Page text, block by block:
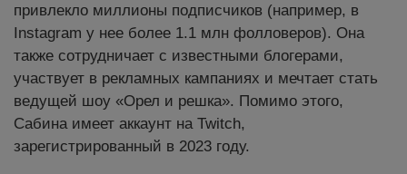
привлекло миллионы подписчиков (например, в
Instagram у нее более 1.1 млн фолловеров). Она
также сотрудничает с известными блогерами,
участвует в рекламных кампаниях и мечтает стать
ведущей шоу «Орел и решка». Помимо этого,
Сабина имеет аккаунт на Twitch,
зарегистрированный в 2023 году.